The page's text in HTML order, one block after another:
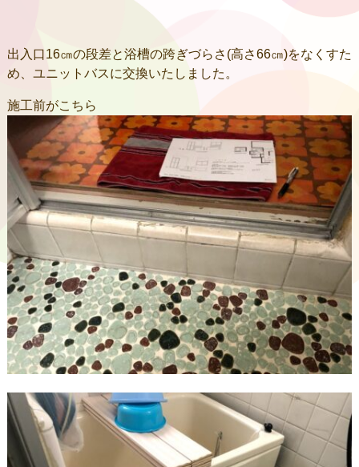
出入口16㎝の段差と浴槽の跨ぎづらさ(高さ66㎝)をなくすた
め、ユニットバスに交換いたしました。
施工前がこちら